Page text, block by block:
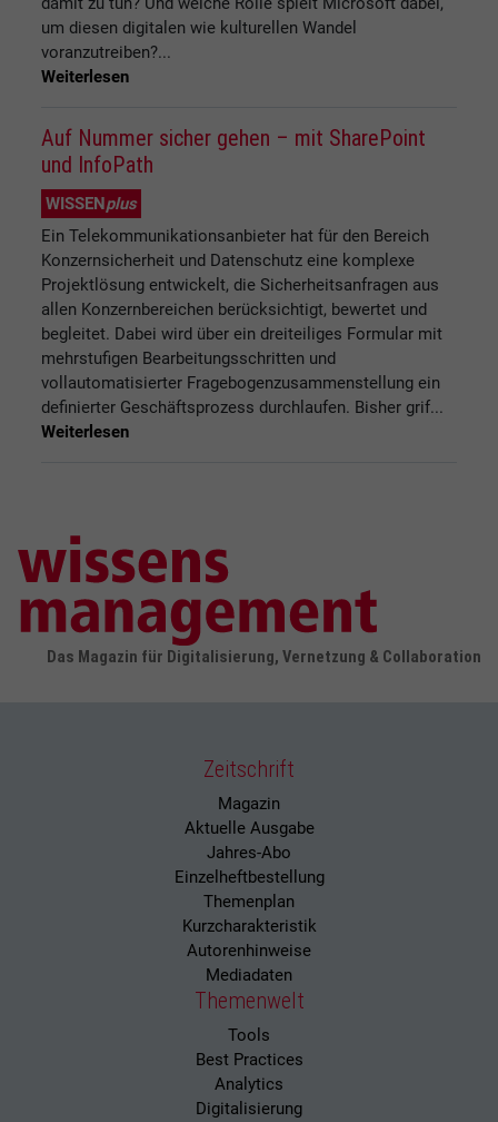
um diesen digitalen wie kulturellen Wandel
voranzutreiben?...
Weiterlesen
Auf Nummer sicher gehen – mit SharePoint
und InfoPath
WISSENplus
Ein Telekommunikationsanbieter hat für den Bereich
Konzernsicherheit und Datenschutz eine komplexe
Projektlösung entwickelt, die Sicherheitsanfragen aus
allen Konzernbereichen berücksichtigt, bewertet und
begleitet. Dabei wird über ein dreiteiliges Formular mit
mehrstufigen Bearbeitungsschritten und
vollautomatisierter Fragebogenzusammenstellung ein
definierter Geschäftsprozess durchlaufen. Bisher grif...
Weiterlesen
Das Magazin für Digitalisierung, Vernetzung & Collaboration
Zeitschrift
Magazin
Aktuelle Ausgabe
Jahres-Abo
Einzelheftbestellung
Themenplan
Kurzcharakteristik
Autorenhinweise
Mediadaten
Themenwelt
Tools
Best Practices
Analytics
Digitalisierung